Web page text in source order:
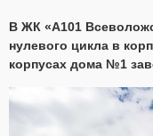
В ЖК «А101
нулевого цикла в
корпусах дома №1